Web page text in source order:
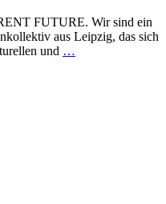
FUTURE. Wir sind ein
aus Leipzig, das sich
und …